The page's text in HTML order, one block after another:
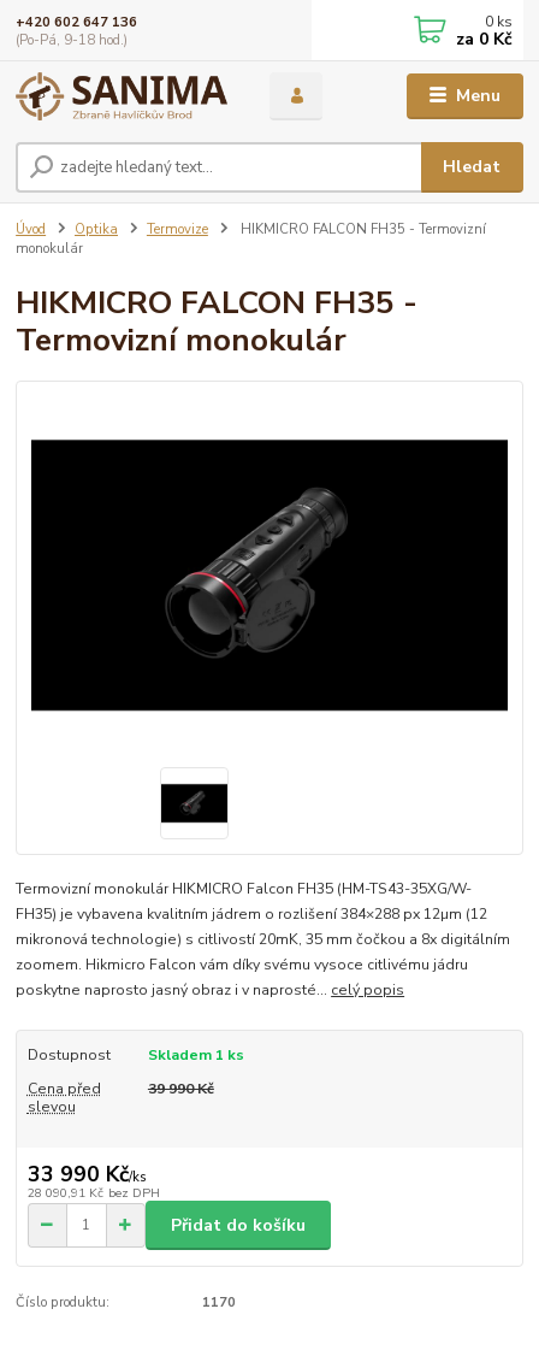
Menu
Hledat
+420 602 647 136
(Po-Pá, 9-18 hod.)
0 ks
za 0 Kč
Úvod Optika Termovize
HIKMICRO FALCON FH35 - Termovizní
monokulár
HIKMICRO FALCON FH35 -
Termovizní monokulár
Termovizní monokulár HIKMICRO Falcon FH35 (HM-TS43-35XG/W-
FH35) je vybavena kvalitním jádrem o rozlišení 384×288 px 12µm (12
mikronová technologie) s citlivostí 20mK, 35 mm čočkou a 8x digitálním
zoomem. Hikmicro Falcon vám díky svému vysoce citlivému jádru
poskytne naprosto jasný obraz i v naprosté... celý popis
Dostupnost
Skladem 1 ks
Cena před
slevou
39 990 Kč
33 990 Kč/ks
28 090,91 Kč bez DPH
Přidat do košíku
Číslo produktu: 1170